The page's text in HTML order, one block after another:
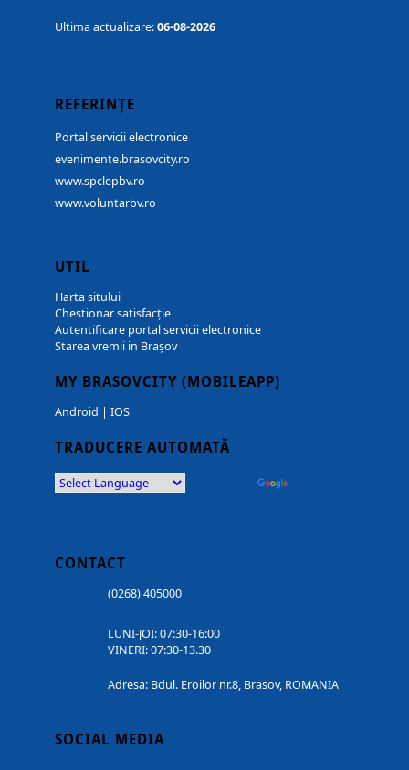
Ultima actualizare:06-08-2026
REFERINȚE
Portal servicii electronice
evenimente.brasovcity.ro
www.spclepbv.ro
www.voluntarbv.ro
UTIL
Harta sitului
Chestionar satisfacție
Autentificare portal servicii electronice
Starea vremii in Brașov
MY BRASOVCITY (MOBILEAPP)
Android | IOS
TRADUCERE AUTOMATĂ
CONTACT
(0268) 405000
LUNI-JOI: 07:30-16:00
VINERI: 07:30-13.30
Adresa: Bdul. Eroilor nr.8, Brasov, ROMANIA
SOCIAL MEDIA